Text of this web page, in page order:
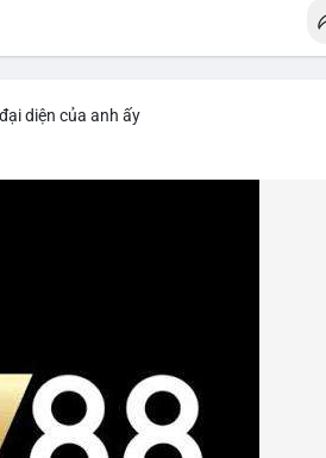
diện của anh ấy